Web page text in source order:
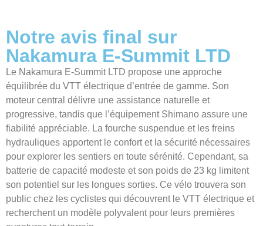
Notre avis final sur
Nakamura E-Summit LTD
Le Nakamura E-Summit LTD propose une approche
équilibrée du VTT électrique d’entrée de gamme. Son
moteur central délivre une assistance naturelle et
progressive, tandis que l’équipement Shimano assure une
fiabilité appréciable. La fourche suspendue et les freins
hydrauliques apportent le confort et la sécurité nécessaires
pour explorer les sentiers en toute sérénité. Cependant, sa
batterie de capacité modeste et son poids de 23 kg limitent
son potentiel sur les longues sorties. Ce vélo trouvera son
public chez les cyclistes qui découvrent le VTT électrique et
recherchent un modèle polyvalent pour leurs premières